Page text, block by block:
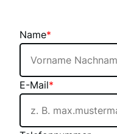
Name*
E-Mail*